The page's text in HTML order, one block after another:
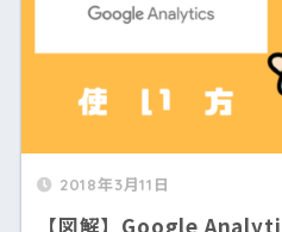
2018年3月11日
【図解】Google